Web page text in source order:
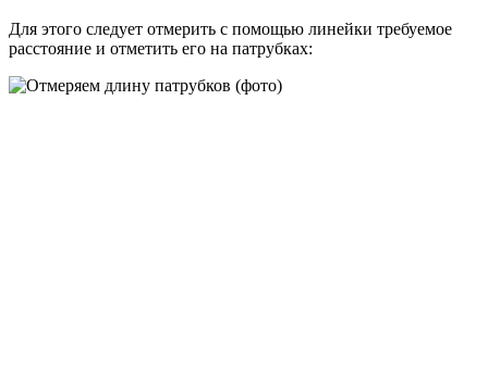
Для этого следует отмерить с помощью линейки требуемое
расстояние и отметить его на патрубках: